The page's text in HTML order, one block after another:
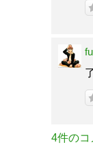
4件のコ